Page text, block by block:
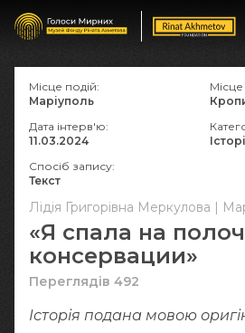
Лідія Григорівна Меркулова |
«Я спала на
консервации»
Переглядів 492
Історія подана мовою
Місце подій:
Маріуполь
Дата інтерв'ю:
11.03.2024
Спосіб запису:
Текст